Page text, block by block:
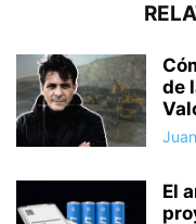
de
Juan
El